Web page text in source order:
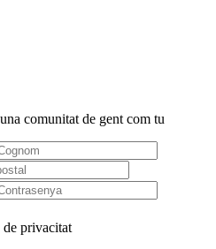
comunitat de gent com tu
privacitat